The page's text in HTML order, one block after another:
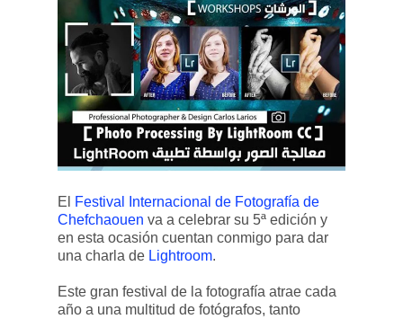
El
Festival Internacional de Fotografía de
Chefchaouen va a celebrar su 5ª edición y
en esta ocasión cuentan conmigo para dar
una charla de Lightroom.
Este gran festival de la fotografía atrae cada
año a una multitud de fotógrafos, tanto